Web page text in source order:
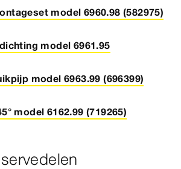
model 6960.98 (582975)
model 6961.95
model 6963.99 (696399)
model 6162.99 (719265)